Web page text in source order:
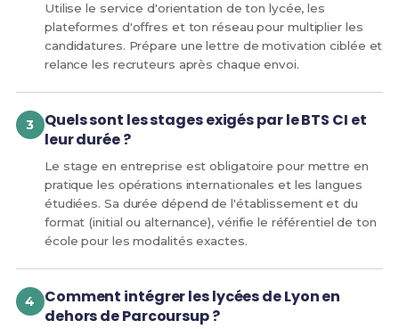
Utilise le service d'orientation de ton lycée, les
plateformes d'offres et ton réseau pour multiplier les
candidatures. Prépare une lettre de motivation ciblée et
relance les recruteurs après chaque envoi.
Quels sont les stages exigés par le BTS CI et
leur durée ?
Le stage en entreprise est obligatoire pour mettre en
pratique les opérations internationales et les langues
étudiées. Sa durée dépend de l'établissement et du
format (initial ou alternance), vérifie le référentiel de ton
école pour les modalités exactes.
Comment intégrer les lycées de Lyon en
dehors de Parcoursup ?